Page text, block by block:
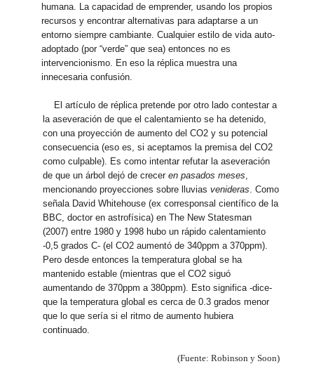
humana. La capacidad de emprender, usando los propios
recursos y encontrar alternativas para adaptarse a un
entorno siempre cambiante. Cualquier estilo de vida auto-
adoptado (por “verde” que sea) entonces no es
intervencionismo. En eso la réplica muestra una
innecesaria confusión.
El artículo de réplica pretende por otro lado contestar a
la aseveración de que el calentamiento se ha detenido,
con una proyección de aumento del CO2 y su potencial
consecuencia (eso es, si aceptamos la premisa del CO2
como culpable). Es como intentar refutar la aseveración
de que un árbol dejó de creceren pasados meses,
mencionando proyecciones sobre lluviasvenideras. Como
señala David Whitehouse (ex corresponsal científico de la
BBC, doctor en astrofísica) en The New Statesman
(2007) entre 1980 y 1998 hubo un rápido calentamiento
-0,5 grados C- (el CO2 aumentó de 340ppm a 370ppm).
Pero desde entonces la temperatura global se ha
mantenido estable (mientras que el CO2 siguó
aumentando de 370ppm a 380ppm). Esto significa -dice-
que la temperatura global es cerca de 0.3 grados menor
que lo que sería si el ritmo de aumento hubiera
continuado.
(Fuente: Robinson y Soon)